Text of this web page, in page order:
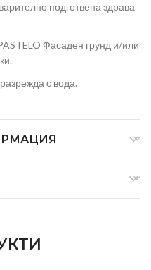
подготвена здрава
Фасаден грунд и/или
с вода.